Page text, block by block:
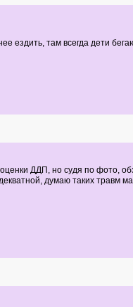
ездить, там всегда дети
ДДП, но судя по фото,
думаю таких травм